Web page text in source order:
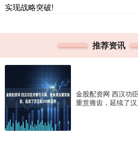
实现战略突破!
推荐资讯
金股配资网 西汉功
重赏雍齿，延续了